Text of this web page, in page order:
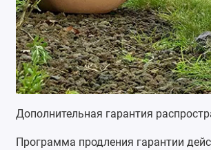
Дополнительная гарантия
Программа продления гарантии